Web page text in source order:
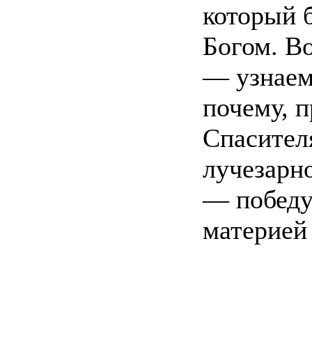
который
Богом.
—
почему,
—